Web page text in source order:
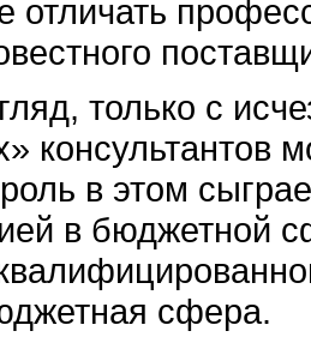
отличать
только с
консультантов
в этом
в бюджетной
сфера.